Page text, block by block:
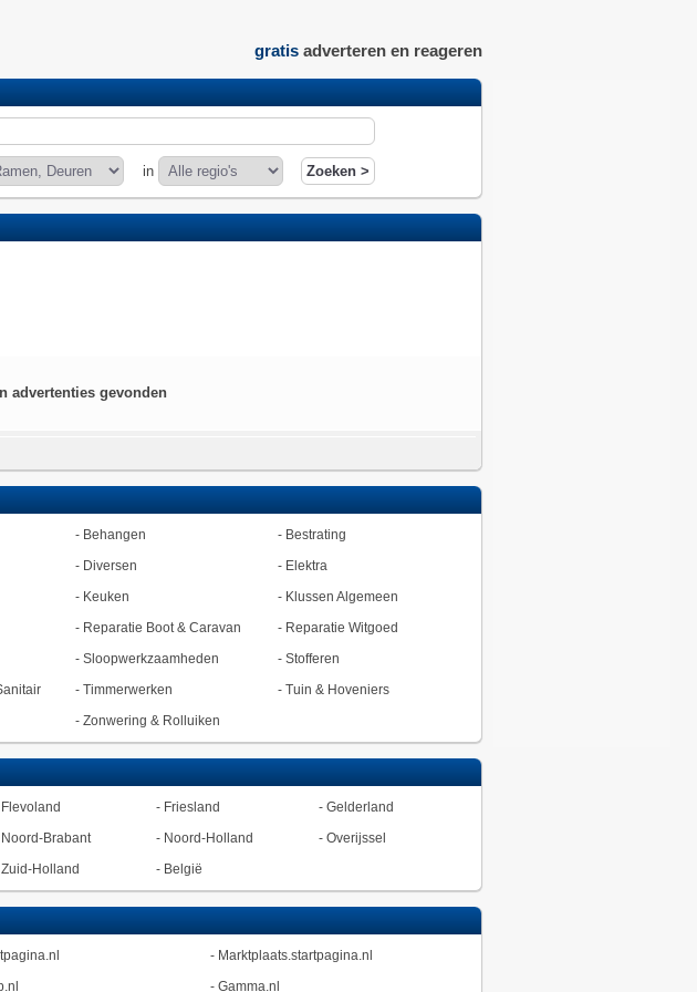
gratisadverteren en reageren
in
advertenties gevonden
- Behangen - Bestrating
- Diversen - Elektra
- Keuken - Klussen Algemeen
- Reparatie Boot & Caravan - Reparatie Witgoed
- Sloopwerkzaamheden - Stofferen
- Timmerwerken - Tuin & Hoveniers
- Zonwering & Rolluiken
Flevoland - Friesland - Gelderland
Noord-Brabant - Noord-Holland - Overijssel
Zuid-Holland - België
- Marktplaats.startpagina.nl
- Gamma.nl